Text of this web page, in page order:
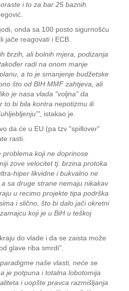
i to za bar 25 baznih
onda sa 100 posto sigurnošću
jače reagovati i ECB.
brzih, ali bolnih mjera, podizanja
radi na onom manje
a to je smanjenje budžetske
što od BIH MMF zahtjeva, ali
je nasa vlada "voljna" da
to bi bila kontra nepotizmu ili
istakao je.
da će u EU (pa tzv "spillover"
rasti.
problema koji ne doprinose
zove velocitet tj. brzina protoka
hiper likvidne i bukvalno ne
sa druge strane nemaju nikakav
u recimo projekte tipa podrška
i slično, što bi dalo jači okretni
koji je u BiH u teškoj
do vlade i da se zaista može
glave riba smrdi".
naše vlasti, neće se
je potpuna i totalna lobotomija
i uopšte pravca razmišljanja